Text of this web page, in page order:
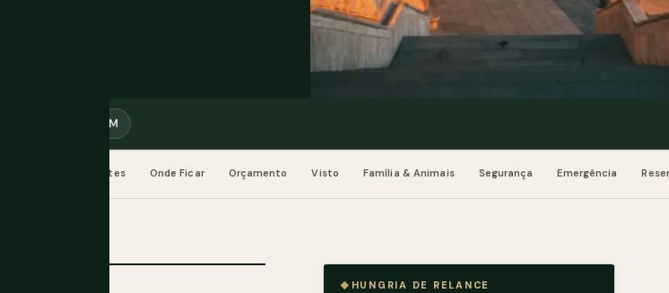
eSIM
Transportes Onde Ficar Orçamento Visto Família & Animais Segurança Emergência
HUNGRIA DE RELANCE